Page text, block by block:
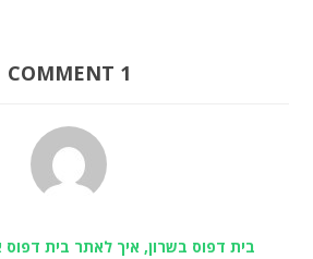
1 COMMENT
בית דפוס בשרון, איך לאתר בית דפוס